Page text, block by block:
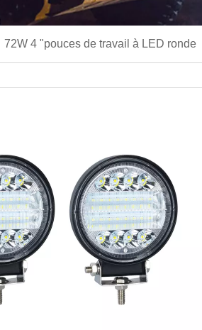
72W 4 "pouces de travail à LED ronde